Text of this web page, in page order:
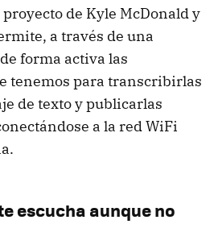
proyecto de Kyle McDonald y
a través de una
forma activa las
tenemos para transcribirlas
de texto y publicarlas
a la red WiFi
escucha aunque no